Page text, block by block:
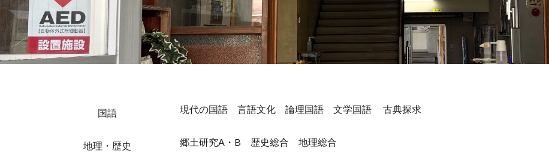
国語
地理・歴史
現代の国語 言語文化 論理国語 文学国語 古典探求
郷土研究A・B 歴史総合 地理総合